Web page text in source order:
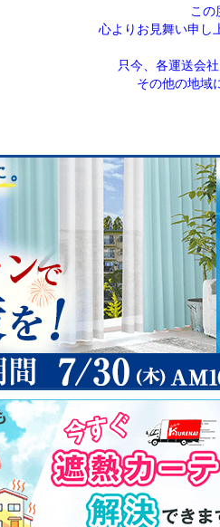
この
心よりお見舞い申し
只今、各運送会
その他の地域